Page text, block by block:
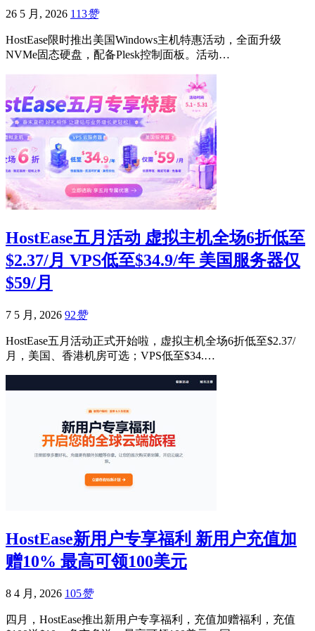
26 5 月, 2026 113赞
HostEase限时推出美国Windows主机特惠活动，全面升级
NVMe固态硬盘，配备Plesk控制面板。活动…
HostEase五月活动 虚拟主机全场6折低至
$2.37/月 VPS低至$34.9/年 美国服务器仅
$59/月
7 5 月, 2026 92赞
HostEase五月活动正式开始啦，虚拟主机全场6折低至$2.37/
月，美国、香港机房可选；VPS低至$34.…
HostEase新用户专享福利 新用户充值加
赠10% 最高可领100美元
8 4 月, 2026 105赞
四月，HostEase推出新用户专享福利，充值加赠福利，充值